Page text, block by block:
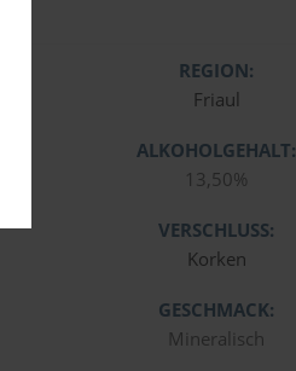
REGION:
Friaul
ALKOHOLGEHALT:
13,50%
VERSCHLUSS:
Korken
GESCHMACK:
Mineralisch